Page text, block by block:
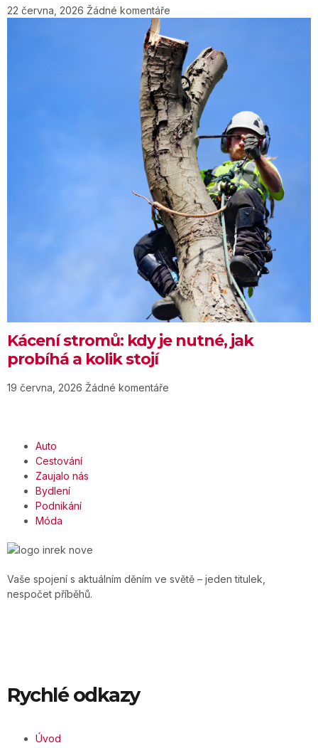
22 června, 2026 Žádné komentáře
Kácení stromů: kdy je nutné, jak
probíhá a kolik stojí
19 června, 2026 Žádné komentáře
Auto
Cestování
Zaujalo nás
Bydlení
Podnikání
Móda
Vaše spojení s aktuálním děním ve světě – jeden titulek,
nespočet příběhů.
Rychlé odkazy
Úvod